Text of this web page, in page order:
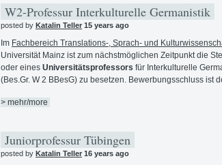
W2-Professur Interkulturelle Germanistik
posted by Katalin Teller 15 years ago
Im Fachbereich Translations-, Sprach- und
Universität Mainz ist zum nächstmöglichen Zeitpunkt die
oder eines Universitätsprofessors für Interkulturelle
(Bes.Gr. W 2 BBesG) zu besetzen. Bewerbungsschluss ist
> mehr/more
Juniorprofessur Tübingen
posted by Katalin Teller 16 years ago